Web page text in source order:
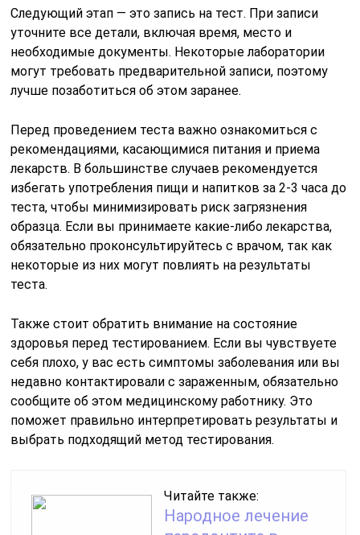
Следующий этап — это запись на тест. При записи
уточните все детали, включая время, место и
необходимые документы. Некоторые лаборатории
могут требовать предварительной записи, поэтому
лучше позаботиться об этом заранее.
Перед проведением теста важно ознакомиться с
рекомендациями, касающимися питания и приема
лекарств. В большинстве случаев рекомендуется
избегать употребления пищи и напитков за 2-3 часа до
теста, чтобы минимизировать риск загрязнения
образца. Если вы принимаете какие-либо лекарства,
обязательно проконсультируйтесь с врачом, так как
некоторые из них могут повлиять на результаты
теста.
Также стоит обратить внимание на состояние
здоровья перед тестированием. Если вы чувствуете
себя плохо, у вас есть симптомы заболевания или вы
недавно контактировали с зараженным, обязательно
сообщите об этом медицинскому работнику. Это
поможет правильно интерпретировать результаты и
выбрать подходящий метод тестирования.
Читайте также:
Народное лечение